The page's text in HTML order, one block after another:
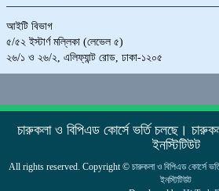
আইটি বিভাগ
৫/৫২ ইস্টার্ণ মল্লিকা (লেভেল ৫)
২৬/১ ও ২৬/২, এলিফ্যান্ট রোড, ঢাকা-১২০৫
চারুকলা ও বিপিএড কোর্সে ভর্তি চলছে।
ইনস্টিটিউট
All rights reserved. Copyright © চারুকলা ও বিপিএড কোর্সে
ইনস্টিটিউট